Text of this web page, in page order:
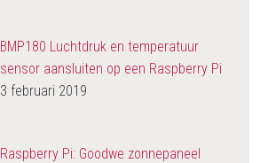
BMP180 Luchtdruk en temperatuur
sensor aansluiten op een Raspberry Pi
3 februari 2019
Raspberry Pi: Goodwe zonnepaneel